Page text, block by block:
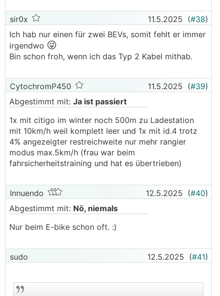
sir0x 11.5.2025 (#38)
Ich hab nur einen für zwei BEVs, somit fehlt er immer
irgendwo 😜
Bin schon froh, wenn ich das Typ 2 Kabel mithab.
CytochromP450 11.5.2025 (#39)
Abgestimmt mit: Ja ist passiert
1x mit citigo im winter noch 500m zu Ladestation
mit 10km/h weil komplett leer und 1x mit id.4 trotz
4% angezeigter restreichweite nur mehr rangier
modus max.5km/h (frau war beim
fahrsicherheitstraining und hat es übertrieben)
Innuendo 12.5.2025 (#40)
Abgestimmt mit: Nö, niemals
Nur beim E-bike schon oft. :)
sudo 12.5.2025 (#41)